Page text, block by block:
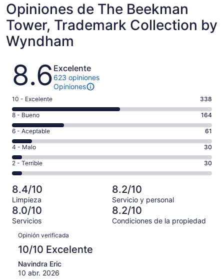
Opiniones de The Beekman
Tower, Trademark Collection by
Wyndham
Opiniones
8.6 Excelente
623 opiniones
Opiniones
Puntuación
de
10,
es
decir,
Excelente.
Basada
en
de
623
opiniones
10 - Excelente 338
Puntuación
de
8,
es
decir,
Bueno.
Basada
en
164
de
623
opiniones
8 - Bueno 164
Puntuación
de
6,
es
decir,
Basada
en
61
de
623
opiniones
6 - Aceptable 61
Puntuación
de
4,
es
decir,
Malo.
Basada
en
de
623
4 - Malo 30
Puntuación
de
2,
es
decir,
Terrible.
Basada
en
30
de
623
opiniones
2 - Terrible 30
8.4/10
Limpieza
8.2/10
Servicio y personal
8.0/10
Servicios
8.2/10
Condiciones de la propiedad
Opiniones
Opinión verificada
10/10 Excelente
Navindra Eric
10 abr. 2026